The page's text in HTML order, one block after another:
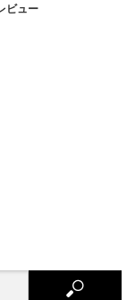
ビュー